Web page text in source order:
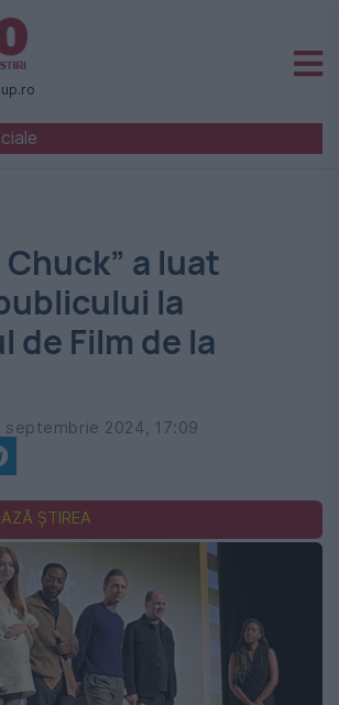
Chuck” a luat
la
de Film de la
septembrie 2024, 17:09
ȘTIREA